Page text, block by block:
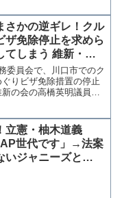
さかの逆ギレ！クル
ザ免除停止を求めら
てしまう 維新・高
質疑【KSLチャンネ
委員会で、川口市でのク
りビザ免除措置の停止
の会の高橋英明議員に
判に加担する気はあり
っと答弁...
立憲・柚木道義
世代です」→法案
いジャニーズと